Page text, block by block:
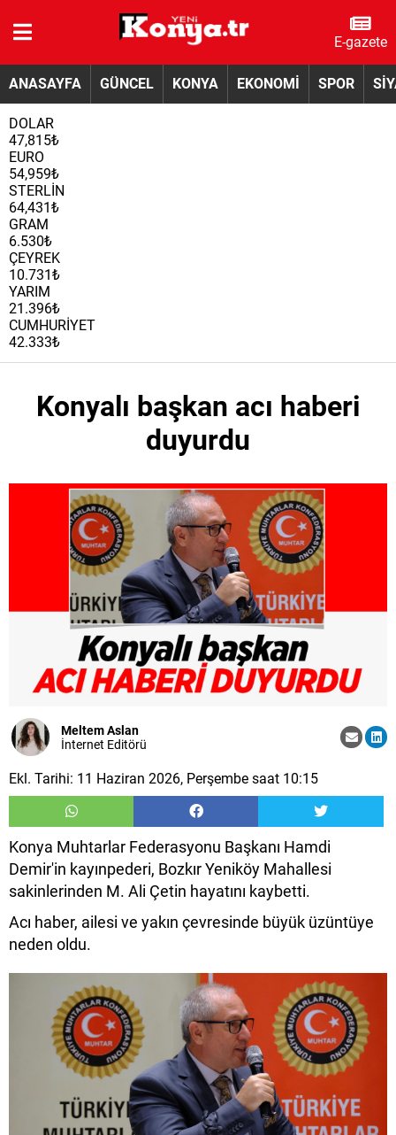
E-gazete
ANASAYFA GÜNCEL KONYA EKONOMİ SPOR
DOLAR
47,815₺
EURO
54,959₺
STERLİN
64,431₺
GRAM
6.530₺
ÇEYREK
10.731₺
YARIM
21.396₺
CUMHURİYET
42.333₺
Konyalı başkan acı haberi
duyurdu
Meltem Aslan
İnternet Editörü
Ekl. Tarihi: 11 Haziran 2026, Perşembe saat 10:15
Konya Muhtarlar Federasyonu Başkanı Hamdi
Demir'in kayınpederi, Bozkır Yeniköy Mahallesi
sakinlerinden M. Ali Çetin hayatını kaybetti.
Acı haber, ailesi ve yakın çevresinde büyük üzüntüye
neden oldu.